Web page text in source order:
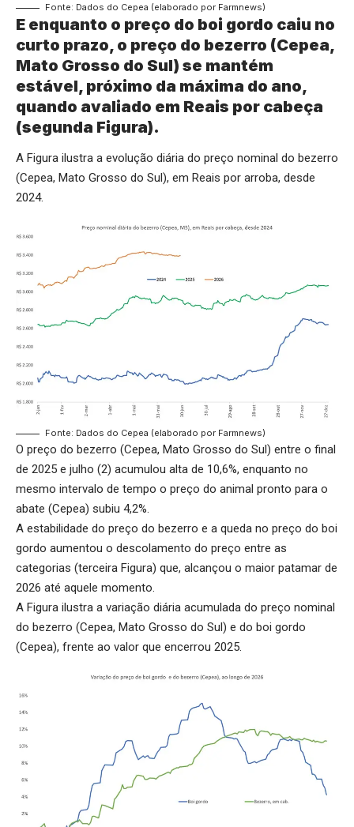
Fonte: Dados do Cepea (elaborado por Farmnews)
E enquanto o preço do boi gordo caiu no
curto prazo, o preço do bezerro (Cepea,
Mato Grosso do Sul) se mantém
estável, próximo da máxima do ano,
quando avaliado em Reais por cabeça
(segunda Figura).
A Figura ilustra a evolução diária do preço nominal do bezerro
(Cepea, Mato Grosso do Sul), em Reais por arroba, desde
2024.
Fonte: Dados do Cepea (elaborado por Farmnews)
O preço do bezerro (Cepea, Mato Grosso do Sul) entre o final
de 2025 e julho (2) acumulou alta de 10,6%, enquanto no
mesmo intervalo de tempo o preço do animal pronto para o
abate (Cepea) subiu 4,2%.
A estabilidade do preço do bezerro e a queda no preço do boi
gordo aumentou o descolamento do preço entre as
categorias (terceira Figura) que, alcançou o maior patamar de
2026 até aquele momento.
A Figura ilustra a variação diária acumulada do preço nominal
do bezerro (Cepea, Mato Grosso do Sul) e do boi gordo
(Cepea), frente ao valor que encerrou 2025.